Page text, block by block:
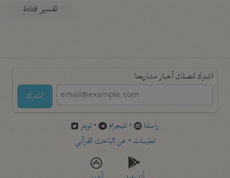
تفسير قتادة
اشترك لتصلك أخبار مشاريعنا
اشترك
راسلنا •تليجرام •تويتر
تعليمات •عن الباحث القرآني